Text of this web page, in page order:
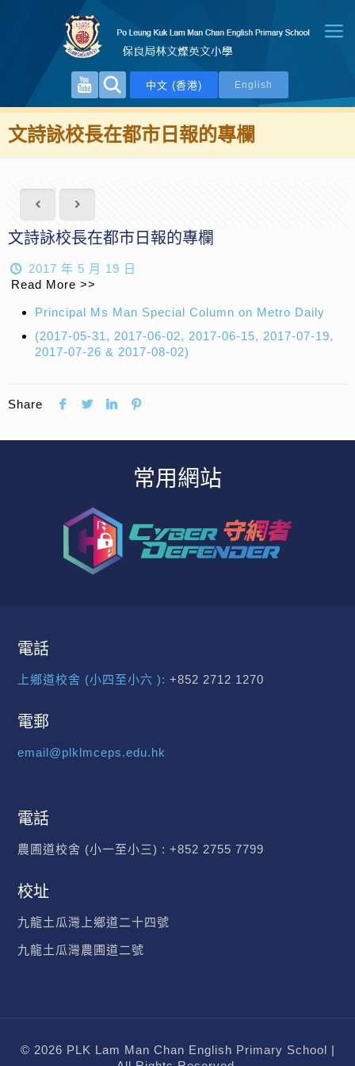
中文 (香港) English
文詩詠校長在都市日報的專欄
文詩詠校長在都市日報的專欄
2017 年 5 月 19 日
Read More >>
Principal Ms Man Special Column on Metro Daily
(2017-05-31, 2017-06-02, 2017-06-15, 2017-07-19,
2017-07-26 & 2017-08-02)
Share
常用網站
電話
上鄉道校舍 (小四至小六 ): +852 2712 1270
電郵
email@plklmceps.edu.hk
電話
農圃道校舍 (小一至小三) : +852 2755 7799
校址
九龍土瓜灣上鄉道二十四號
九龍土瓜灣農圃道二號
© 2026 PLK Lam Man Chan English Primary School |